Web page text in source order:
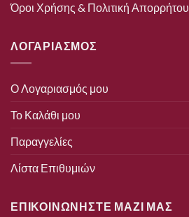
Όροι Χρήσης & Πολιτική Απορρήτου
ΛΟΓΑΡΙΑΣΜΟΣ
Ο Λογαριασμός μου
Το Καλάθι μου
Παραγγελίες
Λίστα Επιθυμιών
ΕΠΙΚΟΙΝΩΝΗΣΤΕ ΜΑΖΙ ΜΑΣ